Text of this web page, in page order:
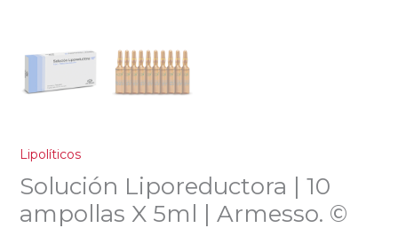
Lipolíticos
Solución Liporeductora | 10
ampollas X 5ml | Armesso. ©